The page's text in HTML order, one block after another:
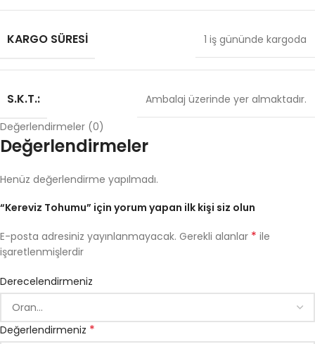
KARGO SÜRESI 1 iş gününde kargoda
S.K.T.:
Ambalaj üzerinde yer almaktadır.
Değerlendirmeler (0)
Değerlendirmeler
Henüz değerlendirme yapılmadı.
“Kereviz Tohumu” için yorum yapan ilk kişi siz olun
E-posta adresiniz yayınlanmayacak. Gerekli alanlar * ile
işaretlenmişlerdir
Derecelendirmeniz
Değerlendirmeniz *